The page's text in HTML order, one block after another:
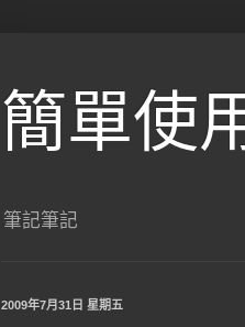
簡單使
筆記筆記
2009年7月31日 星期五